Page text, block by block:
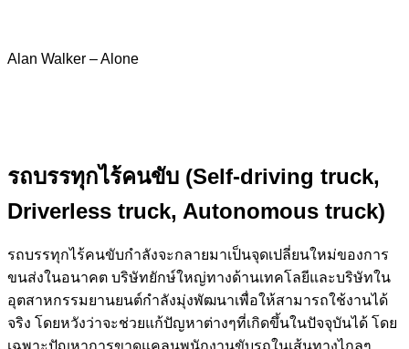
Alan Walker – Alone
รถบรรทุกไร้คนขับ (Self-driving truck,
Driverless truck, Autonomous truck)
รถบรรทุกไร้คนขับกำลังจะกลายมาเป็นจุดเปลี่ยนใหม่ของการ
ขนส่งในอนาคต บริษัทยักษ์ใหญ่ทางด้านเทคโลยีและบริษัทใน
อุตสาหกรรมยานยนต์กำลังมุ่งพัฒนาเพื่อให้สามารถใช้งานได้
จริง โดยหวังว่าจะช่วยแก้ปัญหาต่างๆที่เกิดขึ้นในปัจจุบันได้ โดย